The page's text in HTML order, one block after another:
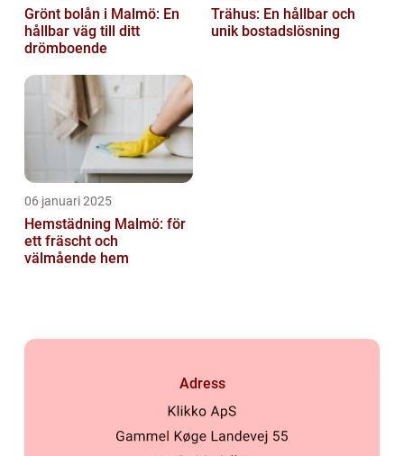
Grönt bolån i Malmö: En
hållbar väg till ditt
drömboende
Trähus: En hållbar och
unik bostadslösning
06 januari 2025
Hemstädning Malmö: för
ett fräscht och
välmående hem
Adress